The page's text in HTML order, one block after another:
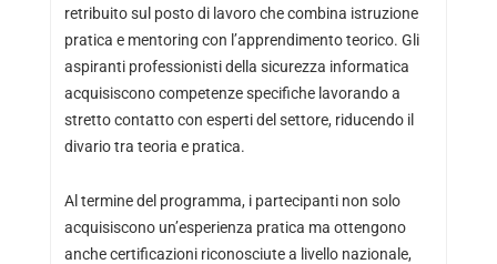
retribuito sul posto di lavoro che combina istruzione
pratica e mentoring con l’apprendimento teorico. Gli
aspiranti professionisti della sicurezza informatica
acquisiscono competenze specifiche lavorando a
stretto contatto con esperti del settore, riducendo il
divario tra teoria e pratica.
Al termine del programma, i partecipanti non solo
acquisiscono un’esperienza pratica ma ottengono
anche certificazioni riconosciute a livello nazionale,